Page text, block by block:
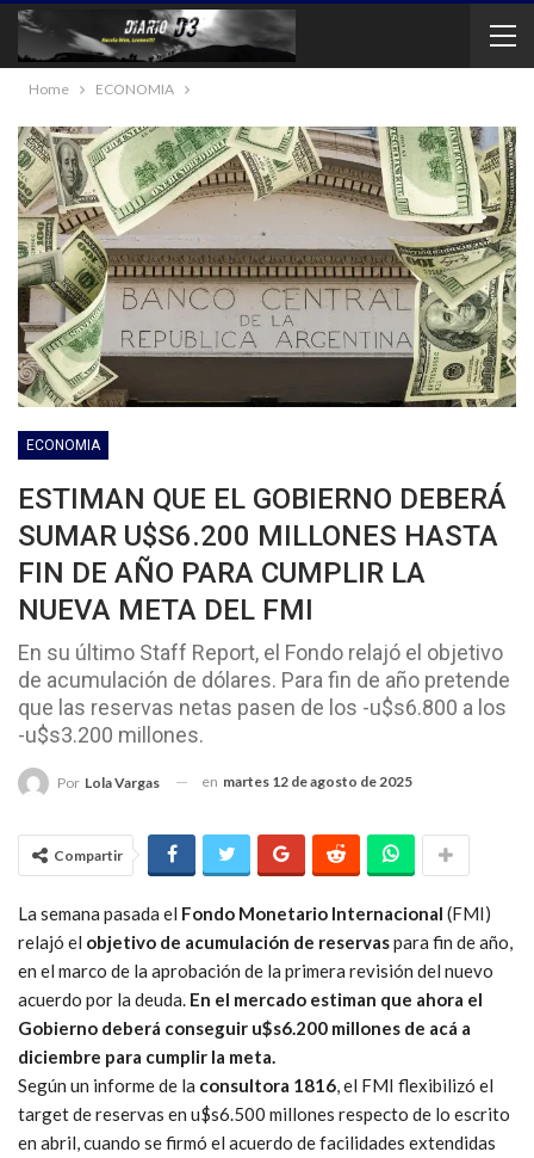
Home ECONOMIA
ECONOMIA
ESTIMAN QUE EL GOBIERNO DEBERÁ
SUMAR U$S6.200 MILLONES HASTA
FIN DE AÑO PARA CUMPLIR LA
NUEVA META DEL FMI
En su último Staff Report, el Fondo relajó el objetivo
de acumulación de dólares. Para fin de año pretende
que las reservas netas pasen de los -u$s6.800 a los
-u$s3.200 millones.
Por Lola Vargas en martes 12 de agosto de 2025
Compartir
La semana pasada el Fondo Monetario Internacional (FMI)
relajó el objetivo de acumulación de reservaspara fin de año,
en el marco de la aprobación de la primera revisión del nuevo
acuerdo por la deuda. En el mercado estiman que ahora el
Gobierno deberá conseguir u$s6.200 millones de acá a
diciembre para cumplir la meta.
Según un informe de la consultora 1816, el FMI flexibilizó el
target de reservas en u$s6.500 millones respecto de lo escrito
en abril, cuando se firmó el acuerdo de facilidades extendidas